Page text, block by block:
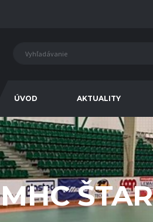
ÚVOD AKTUALITY
MHC